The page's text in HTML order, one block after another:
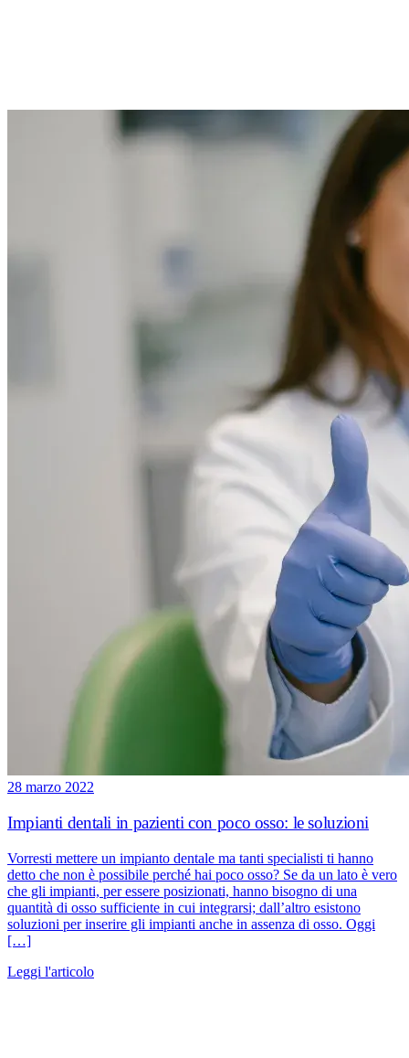
28 marzo 2022
Impianti dentali in pazienti con poco osso: le soluzioni
Vorresti mettere un impianto dentale ma tanti specialisti ti hanno
detto che non è possibile perché hai poco osso? Se da un lato è vero
che gli impianti, per essere posizionati, hanno bisogno di una
quantità di osso sufficiente in cui integrarsi; dall’altro esistono
soluzioni per inserire gli impianti anche in assenza di osso. Oggi
[…]
Leggi l'articolo